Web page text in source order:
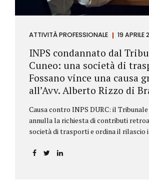
ATTIVITÀ PROFESSIONALE 19 APRILE
INPS condannato dal
Cuneo: una società di
Fossano vince una causa
all’Avv. Alberto Rizzo di
Causa contro INPS DURC: il Tribunale
annulla la richiesta di contributi
società di trasporti e ordina il rilascio